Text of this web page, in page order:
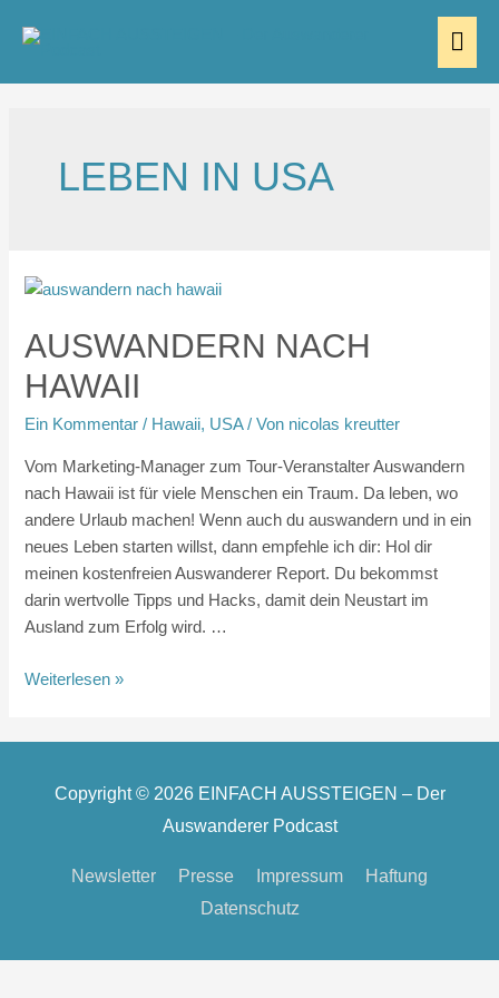
Inhalt
LEBEN IN USA
AUSWANDERN NACH
HAWAII
Ein Kommentar / Hawaii, USA/ Von nicolas kreutter
Vom Marketing-Manager zum Tour-Veranstalter Auswandern
nach Hawaii ist für viele Menschen ein Traum. Da leben, wo
andere Urlaub machen! Wenn auch du auswandern und in ein
neues Leben starten willst, dann empfehle ich dir: Hol dir
meinen kostenfreien Auswanderer Report. Du bekommst
darin wertvolle Tipps und Hacks, damit dein Neustart im
Ausland zum Erfolg wird. …
Auswandern
Weiterlesen »
Copyright © 2026 EINFACH AUSSTEIGEN – Der
Auswanderer Podcast
Newsletter Presse Impressum
Haftung
Datenschutz